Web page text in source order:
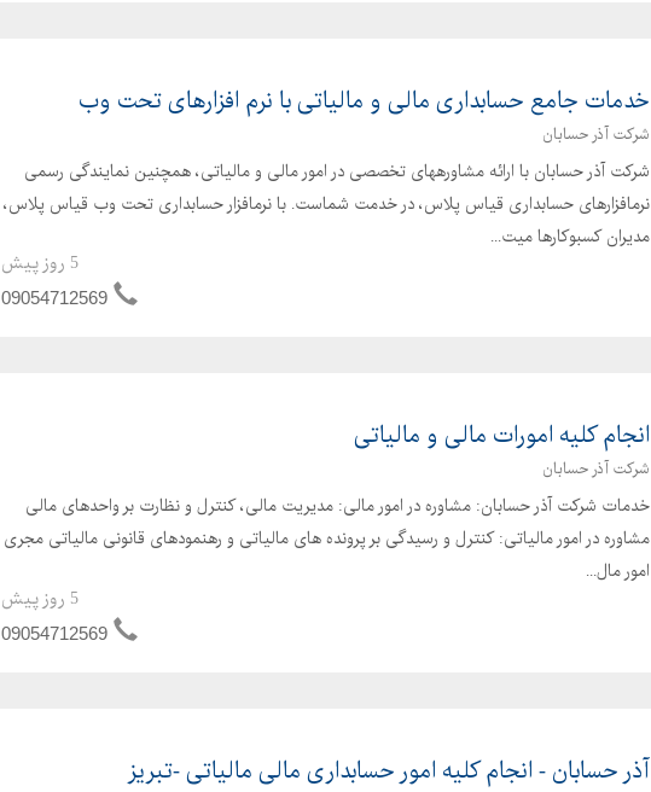
خدمات جامع حسابداری مالی و مالیاتی با نرم افزارهای تحت وب
شرکت آذر حسابان
شرکت آذر حسابان با ارائه مشاورههای تخصصی در امور مالی و مالیاتی، همچنین نمایندگی رسمی
نرمافزارهای حسابداری قیاس پلاس، در خدمت شماست. با نرمافزار حسابداری تحت وب قیاس پلاس،
مدیران کسبوکارها میت...
5 روز پیش
09054712569
انجام کلیه امورات مالی و مالیاتی
شرکت آذر حسابان
خدمات شرکت آذر حسابان: مشاوره در امور مالی: مدیریت مالی، کنترل و نظارت بر واحدهای مالی
مشاوره در امور مالیاتی: کنترل و رسیدگی بر پرونده های مالیاتی و رهنمودهای قانونی مالیاتی مجری
امور مال...
5 روز پیش
09054712569
آذر حسابان - انجام کلیه امور حسابداری مالی مالیاتی -تبریز